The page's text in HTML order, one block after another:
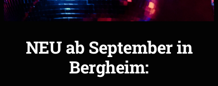
NEU ab September in
Bergheim: